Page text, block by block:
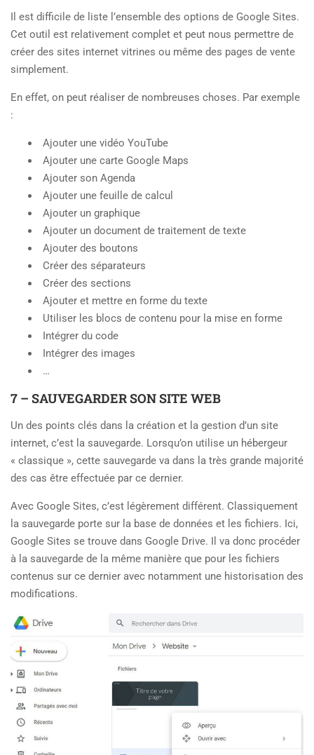
Il est difficile de liste l’ensemble des options de Google Sites.
Cet outil est relativement complet et peut nous permettre de
créer des sites internet vitrines ou même des pages de vente
simplement.
En effet, on peut réaliser de nombreuses choses. Par exemple
:
Ajouter une vidéo YouTube
Ajouter une carte Google Maps
Ajouter son Agenda
Ajouter une feuille de calcul
Ajouter un graphique
Ajouter un document de traitement de texte
Ajouter des boutons
Créer des séparateurs
Créer des sections
Ajouter et mettre en forme du texte
Utiliser les blocs de contenu pour la mise en forme
Intégrer du code
Intégrer des images
…
7 – SAUVEGARDER SON SITE WEB
Un des points clés dans la création et la gestion d’un site
internet, c’est la sauvegarde. Lorsqu’on utilise un hébergeur
« classique », cette sauvegarde va dans la très grande majorité
des cas être effectuée par ce dernier.
Avec Google Sites, c’est légèrement différent. Classiquement
la sauvegarde porte sur la base de données et les fichiers. Ici,
Google Sites se trouve dans Google Drive. Il va donc procéder
à la sauvegarde de la même manière que pour les fichiers
contenus sur ce dernier avec notamment une historisation des
modifications.